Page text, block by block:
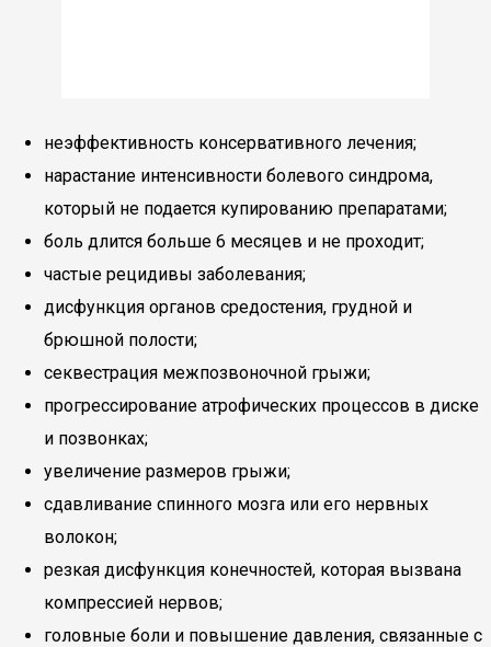
неэффективность консервативного лечения;
нарастание интенсивности болевого синдрома,
который не подается купированию препаратами;
боль длится больше 6 месяцев и не проходит;
частые рецидивы заболевания;
дисфункция органов средостения, грудной и
брюшной полости;
секвестрация межпозвоночной грыжи;
прогрессирование атрофических процессов в диске
и позвонках;
увеличение размеров грыжи;
сдавливание спинного мозга или его нервных
волокон;
резкая дисфункция конечностей, которая вызвана
компрессией нервов;
головные боли и повышение давления, связанные с